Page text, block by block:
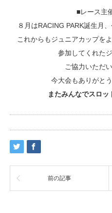
■レース主
８月はRACING PARK誕生月
これからもジュニアカップを
参加してくれた
ご協力いただ
今大会もありがと
またみんなでスロッ
前の記事